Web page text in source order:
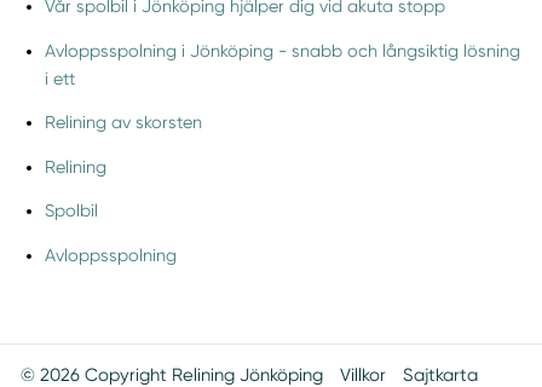
Vår spolbil i Jönköping hjälper dig vid akuta stopp
Avloppsspolning i Jönköping - snabb och långsiktig lösning
i ett
Relining av skorsten
Relining
Spolbil
Avloppsspolning
© 2026 Copyright Relining Jönköping Villkor
Sajtkarta